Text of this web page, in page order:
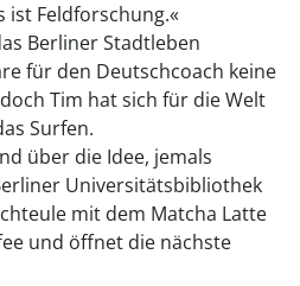
Feldforschung.«
Berliner Stadtleben
für den Deutschcoach keine
Tim hat sich für die Welt
Surfen.
über die Idee, jemals
Universitätsbibliothek
mit dem Matcha Latte
und öffnet die nächste